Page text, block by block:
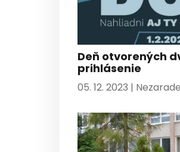
Deň otvorených
prihlásenie
05. 12. 2023 |